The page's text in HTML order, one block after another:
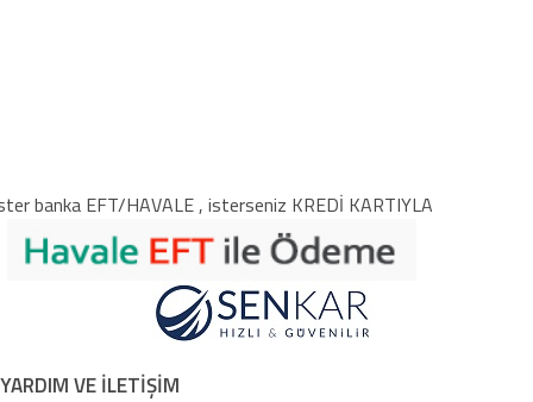
banka EFT/HAVALE , isterseniz KREDİ KARTIYLA
YARDIM VE İLETİŞİM